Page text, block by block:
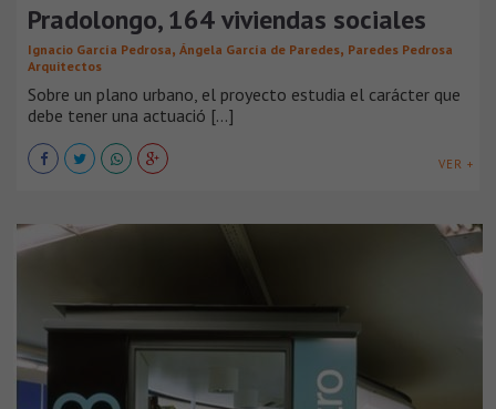
Pradolongo, 164 viviendas sociales
Ignacio García Pedrosa, Ángela García de Paredes, Paredes Pedrosa
Arquitectos
Sobre un plano urbano, el proyecto estudia el carácter que
debe tener una actuació [...]
VER +